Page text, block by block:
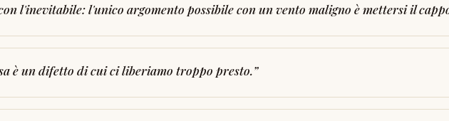
l'inevitabile: l'unico argomento possibile con un vento maligno è mettersi il
è un difetto di cui ci liberiamo troppo presto.”